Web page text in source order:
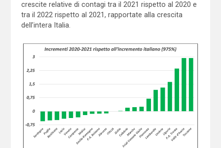
crescite relative di contagi tra il 2021 rispetto al 2020 e
tra il 2022 rispetto al 2021, rapportate alla crescita
dell’intera Italia.